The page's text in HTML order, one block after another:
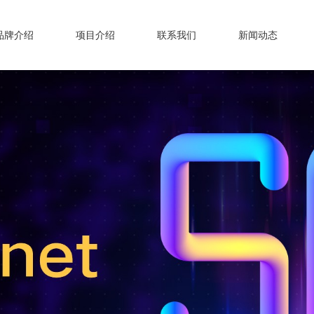
牌介绍 项目介绍 联系我们 新闻动态